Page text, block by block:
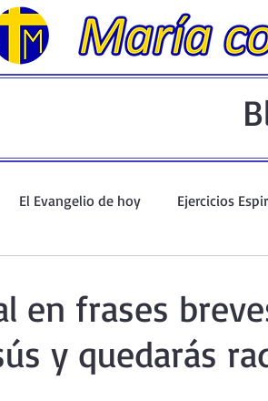
El Evangelio de hoy Ejercicios
Santo Rosario y Coronilla Oraciones
en frases
y quedarás